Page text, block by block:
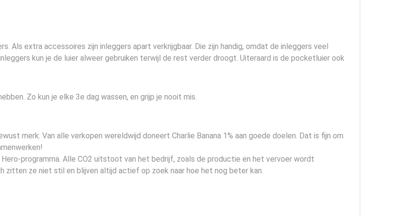
Als extra accessoires zijn inleggers apart verkrijgbaar. Die zijn handig, omdat de inleggers veel
kun je de luier alweer gebruiken terwijl de rest verder droogt. Uiteraard is de pocketluier ook
Zo kun je elke 3e dag wassen, en grijp je nooit mis.
merk: Van alle verkopen wereldwijd doneert Charlie Banana 1% aan goede doelen. Dat is fijn om
programma. Alle CO2 uitstoot van het bedrijf, zoals de productie en het vervoer wordt
zitten ze niet stil en blijven altijd actief op zoek naar hoe het nog beter kan.